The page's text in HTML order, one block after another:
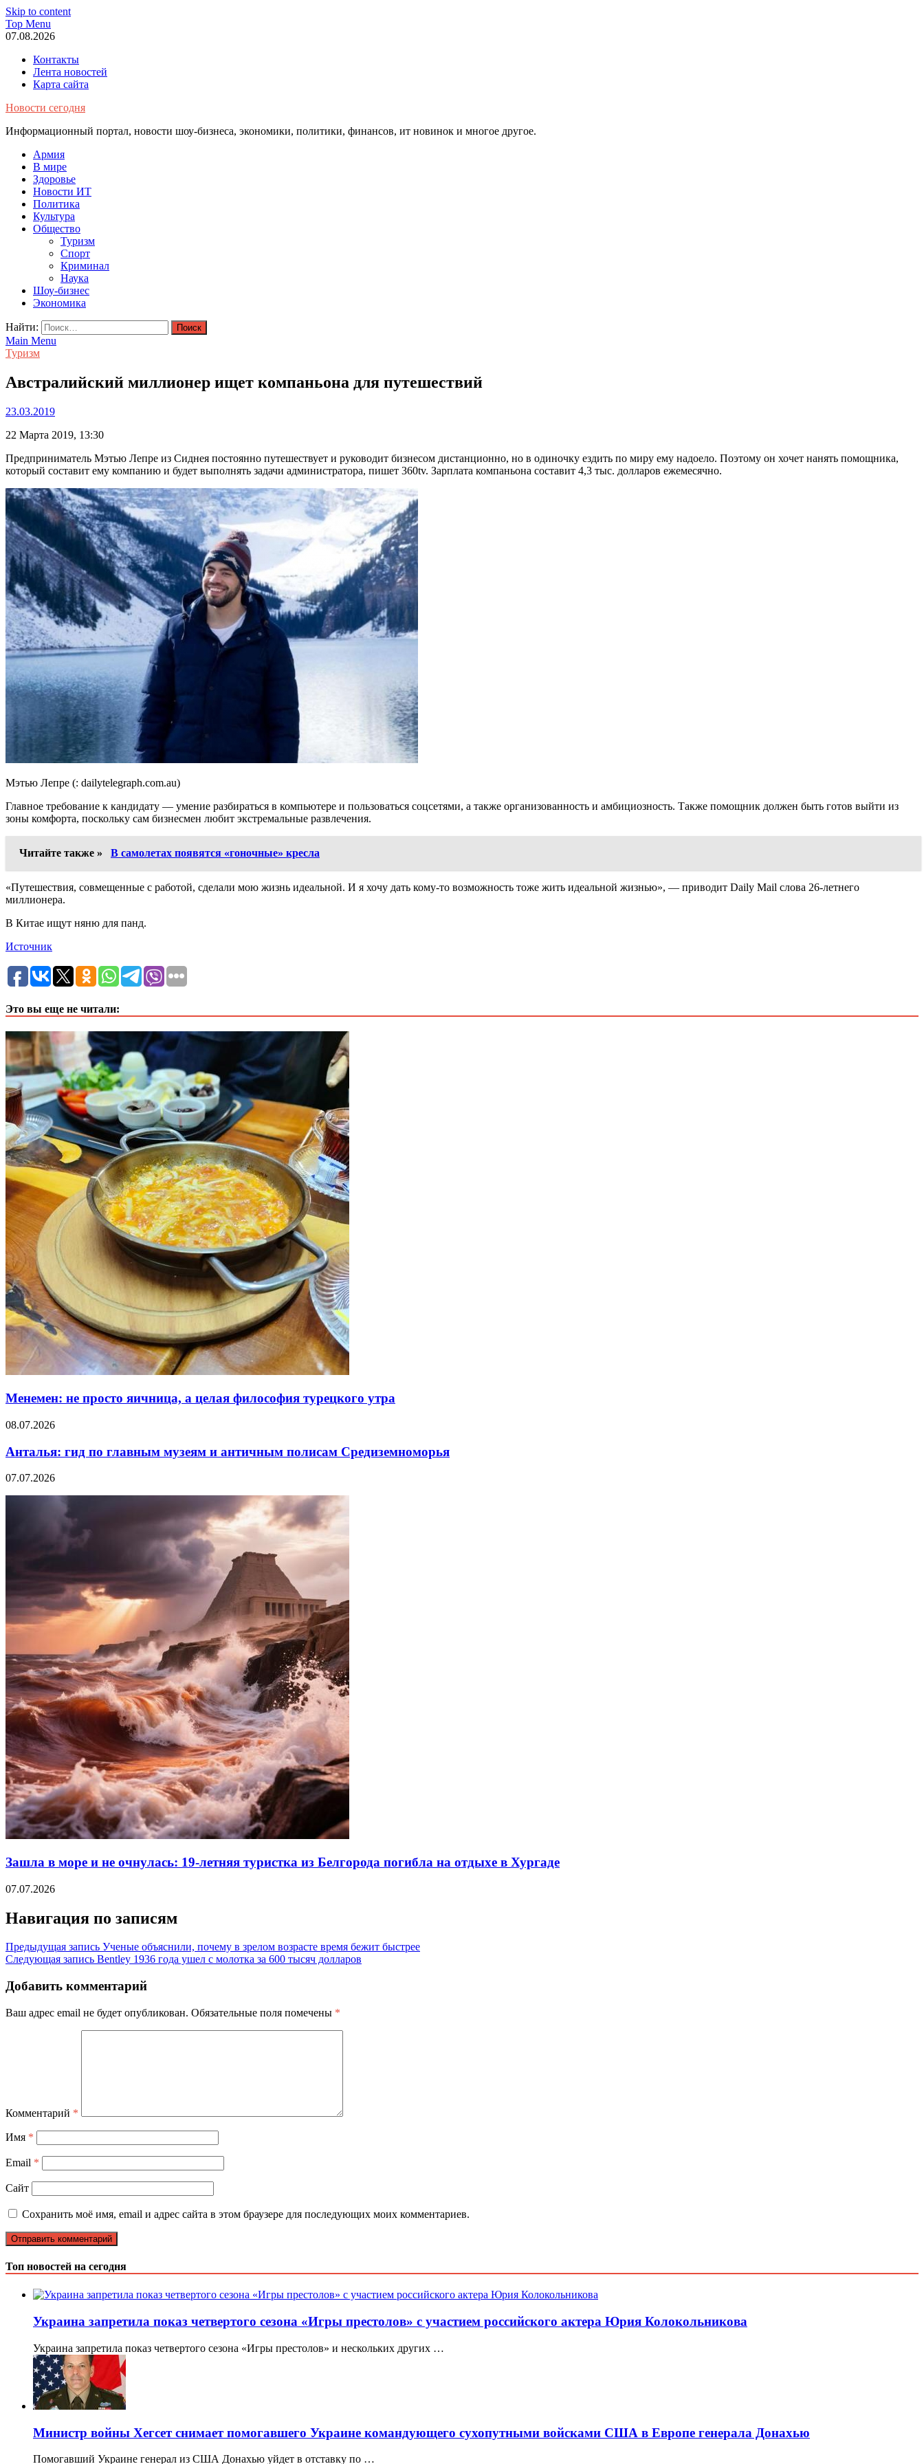
Skip to content
Top Menu
07.08.2026
Контакты
Лента новостей
Карта сайта
Новости сегодня
Информационный портал, новости шоу-бизнеса, экономики, политики, финансов, ит новинок и многое другое.
Армия
В мире
Здоровье
Новости ИТ
Политика
Культура
Общество
Туризм
Спорт
Криминал
Наука
Шоу-бизнес
Экономика
Найти:
Main Menu
Туризм
Австралийский миллионер ищет компаньона для путешествий
23.03.2019
22 Марта 2019, 13:30
Предприниматель Мэтью Лепре из Сиднея постоянно путешествует и руководит бизнесом дистанционно, но в одиночку ездить по миру ему надоело. Поэтому он хочет нанять помощника,
который составит ему компанию и будет выполнять задачи администратора, пишет 360tv. Зарплата компаньона составит 4,3 тыс. долларов ежемесячно.
Мэтью Лепре (: dailytelegraph.com.au)
Главное требование к кандидату — умение разбираться в компьютере и пользоваться соцсетями, а также организованность и амбициозность. Также помощник должен быть готов выйти из
зоны комфорта, поскольку сам бизнесмен любит экстремальные развлечения.
Читайте также » В самолетах появятся «гоночные» кресла
«Путешествия, совмещенные с работой, сделали мою жизнь идеальной. И я хочу дать кому-то возможность тоже жить идеальной жизнью», — приводит Daily Mail слова 26-летнего
миллионера.
В Китае ищут няню для панд.
Источник
Это вы еще не читали:
Менемен: не просто яичница, а целая философия турецкого утра
08.07.2026
Анталья: гид по главным музеям и античным полисам Средиземноморья
07.07.2026
Зашла в море и не очнулась: 19-летняя туристка из Белгорода погибла на отдыхе в Хургаде
07.07.2026
Навигация по записям
Предыдущая запись Ученые объяснили, почему в зрелом возрасте время бежит быстрее
Следующая запись Bentley 1936 года ушел с молотка за 600 тысяч долларов
Добавить комментарий
Ваш адрес email не будет опубликован. Обязательные поля помечены *
Комментарий *
Имя *
Email *
Сайт
Сохранить моё имя, email и адрес сайта в этом браузере для последующих моих комментариев.
Топ новостей на сегодня
Украина запретила показ четвертого сезона «Игры престолов» с участием российского актера Юрия Колокольникова
Украина запретила показ четвертого сезона «Игры престолов» и нескольких других …
Министр войны Хегсет снимает помогавшего Украине командующего сухопутными войсками США в Европе генерала Донахью
Помогавший Украине генерал из США Донахью уйдет в отставку по …